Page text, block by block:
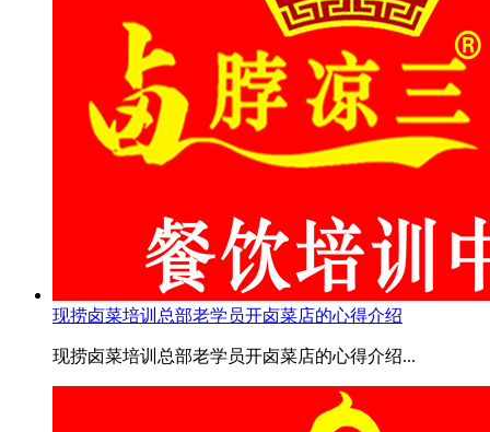
现捞卤菜培训总部老学员开卤菜店的心得介绍
现捞卤菜培训总部老学员开卤菜店的心得介绍...